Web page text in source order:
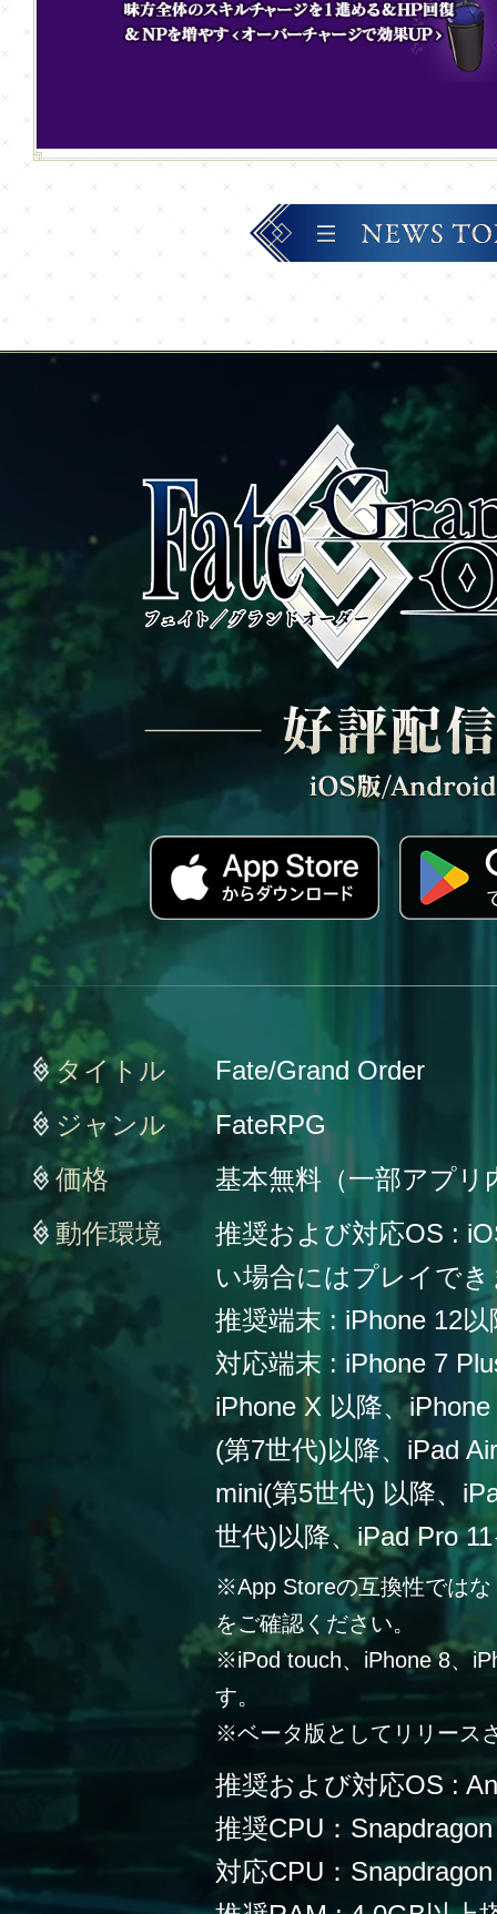
タイトル
Fate/Grand Order
ジャンル
FateRPG
価格
基本無料（一部アプリ
動作環境
推奨および対応OS :
い場合にはプレイで
推奨端末 : iPhone 12以
対応端末 : iPhone 7
iPhone X 以降、
(第7世代)以降、iPad
mini(第5世代) 以降、
世代)以降、iPad Pro
※App Storeの互換性では
をご確認ください。
※iPod touch、iPhone 8、
す。
※ベータ版としてリリース
推奨および対応OS :
推奨CPU：
対応CPU：